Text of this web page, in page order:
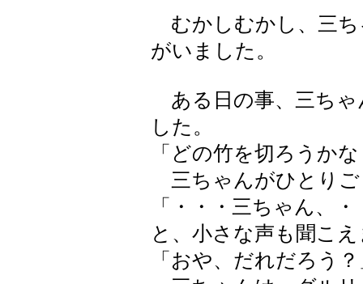
むかしむかし、三ち
がいました。
ある日の事、三ちゃ
した。
「どの竹を切ろうか
三ちゃんがひとりご
「・・・三ちゃん、
と、小さな声も聞こ
「おや、だれだろう